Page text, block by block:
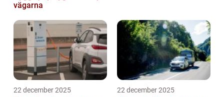
vägarna
22 december 2025 22 december 2025